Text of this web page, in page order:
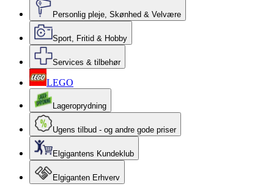
Personlig pleje, Skønhed & Velvære
Sport, Fritid & Hobby
Services & tilbehør
LEGO
Lageroprydning
Ugens tilbud - og andre gode priser
Elgigantens Kundeklub
Elgiganten Erhverv